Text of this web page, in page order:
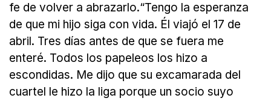
fe de volver a abrazarlo.“Tengo la esperanza
de que mi hijo siga con vida. Él viajó el 17 de
abril. Tres días antes de que se fuera me
enteré. Todos los papeleos los hizo a
escondidas. Me dijo que su excamarada del
cuartel le hizo la liga porque un socio suyo